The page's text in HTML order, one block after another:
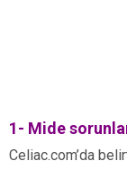
1- Mide
Celiac.com’da